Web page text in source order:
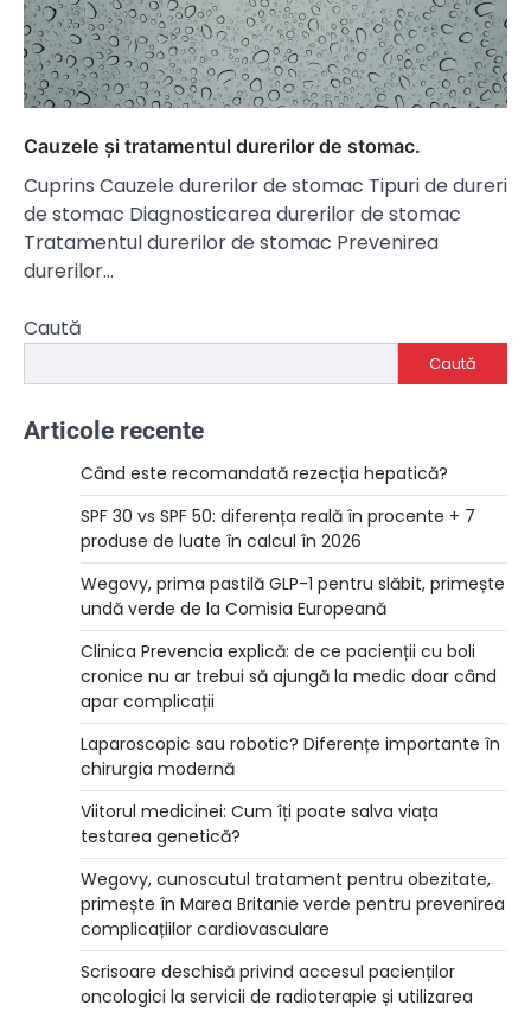
Cauzele și tratamentul durerilor de stomac.
Cuprins Cauzele durerilor de stomac Tipuri de dureri
de stomac Diagnosticarea durerilor de stomac
Tratamentul durerilor de stomac Prevenirea
durerilor…
Caută
Caută
Articole recente
Când este recomandată rezecția hepatică?
SPF 30 vs SPF 50: diferența reală în procente + 7
produse de luate în calcul în 2026
Wegovy, prima pastilă GLP-1 pentru slăbit, primește
undă verde de la Comisia Europeană
Clinica Prevencia explică: de ce pacienții cu boli
cronice nu ar trebui să ajungă la medic doar când
apar complicații
Laparoscopic sau robotic? Diferențe importante în
chirurgia modernă
Viitorul medicinei: Cum îți poate salva viața
testarea genetică?
Wegovy, cunoscutul tratament pentru obezitate,
primește în Marea Britanie verde pentru prevenirea
complicațiilor cardiovasculare
Scrisoare deschisă privind accesul pacienților
oncologici la servicii de radioterapie și utilizarea